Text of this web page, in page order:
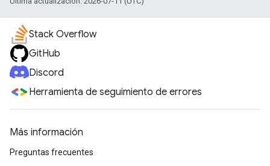
Stack Overflow
GitHub
Discord
Herramienta de seguimiento de errores
Más información
Preguntas frecuentes